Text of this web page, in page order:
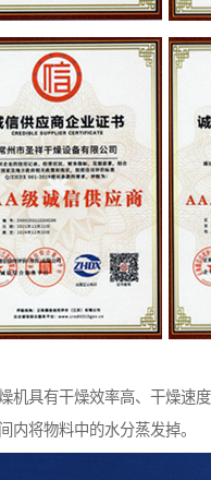
机具有干燥效率高、干燥速
内将物料中的水分蒸发掉。